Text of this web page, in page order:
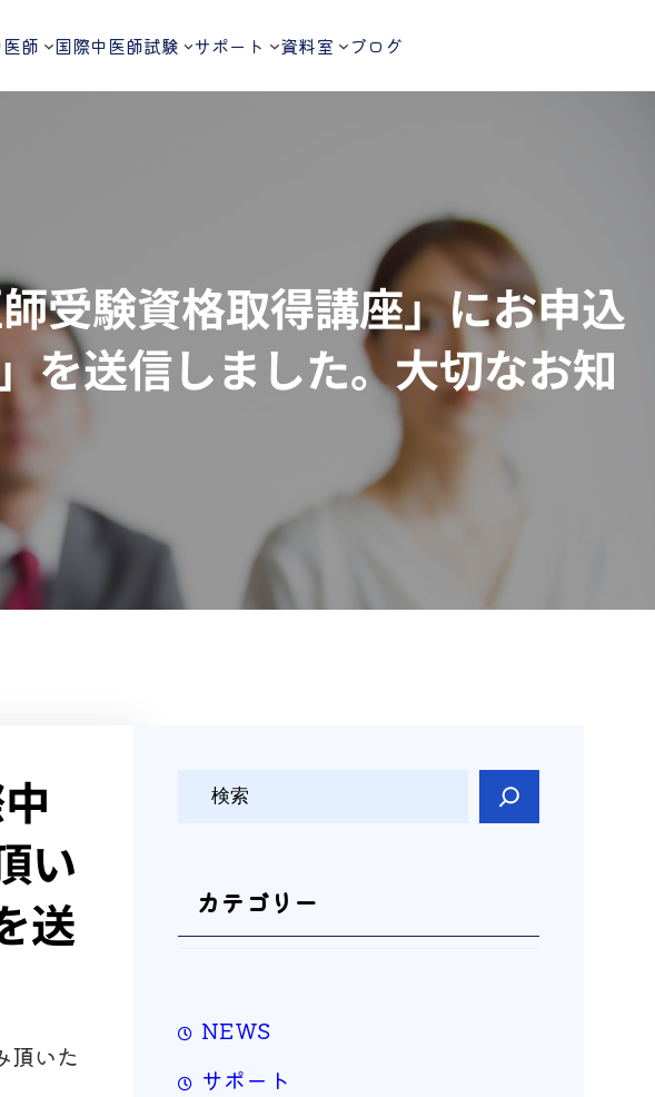
師 国際中医師試験 サポート 資料室 ブログ
受験資格取得講座」にお申込
を送信しました。大切なお知
い
送
頂いた
カテゴリー
NEWS
サポート